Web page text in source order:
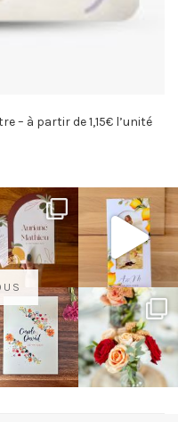
– à partir de 1,15€ l’unité